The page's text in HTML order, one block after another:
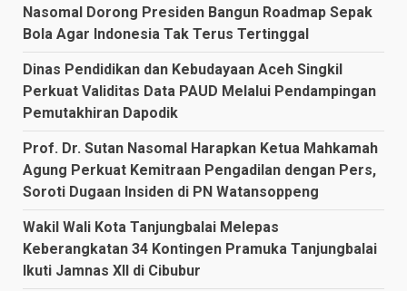
Nasomal Dorong Presiden Bangun Roadmap Sepak
Bola Agar Indonesia Tak Terus Tertinggal
Dinas Pendidikan dan Kebudayaan Aceh Singkil
Perkuat Validitas Data PAUD Melalui Pendampingan
Pemutakhiran Dapodik
Prof. Dr. Sutan Nasomal Harapkan Ketua Mahkamah
Agung Perkuat Kemitraan Pengadilan dengan Pers,
Soroti Dugaan Insiden di PN Watansoppeng
Wakil Wali Kota Tanjungbalai Melepas
Keberangkatan 34 Kontingen Pramuka Tanjungbalai
Ikuti Jamnas XII di Cibubur